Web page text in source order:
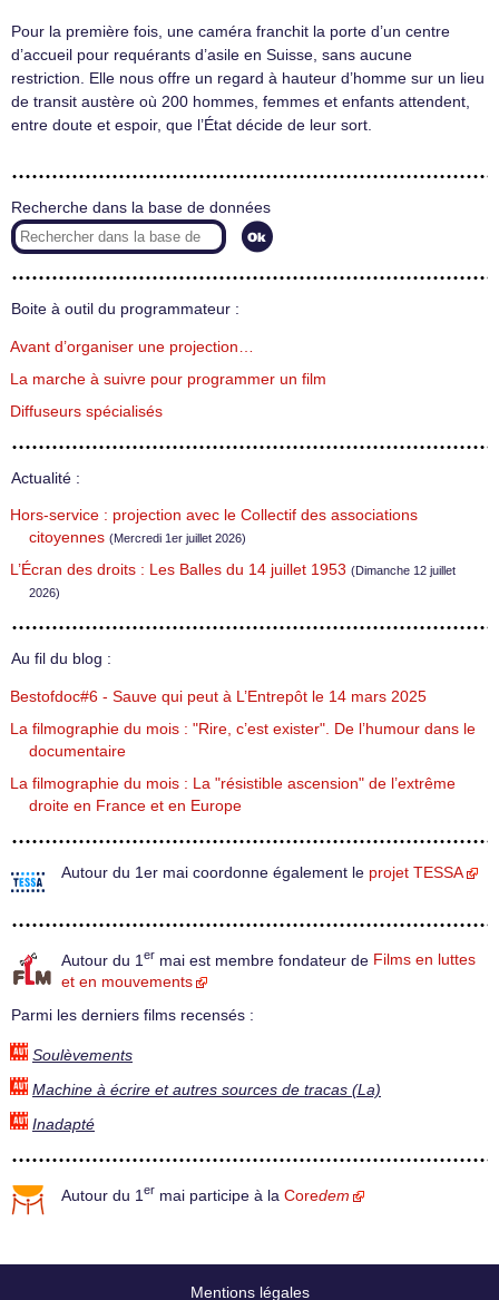
Pour la première fois, une caméra franchit la porte d’un centre
d’accueil pour requérants d’asile en Suisse, sans aucune
restriction. Elle nous offre un regard à hauteur d’homme sur un lieu
de transit austère où 200 hommes, femmes et enfants attendent,
entre doute et espoir, que l’État décide de leur sort.
Recherche dans la base de données
Boite à outil du programmateur :
Avant d’organiser une projection…
La marche à suivre pour programmer un film
Diffuseurs spécialisés
Actualité :
Hors-service : projection avec le Collectif des associations
citoyennes (Mercredi 1er juillet 2026)
L’Écran des droits : Les Balles du 14 juillet 1953 (Dimanche 12 juillet
2026)
Au fil du blog :
Bestofdoc#6 - Sauve qui peut à L’Entrepôt le 14 mars 2025
La filmographie du mois : "Rire, c’est exister". De l’humour dans le
documentaire
La filmographie du mois : La "résistible ascension" de l’extrême
droite en France et en Europe
Autour du 1er mai coordonne également le projet TESSA
Autour du 1 er mai est membre fondateur de Films en luttes
et en mouvements
Parmi les derniers films recensés :
Soulèvements
Machine à écrire et autres sources de tracas (La)
Inadapté
Autour du 1 er mai participe à la Coredem
Mentions légales